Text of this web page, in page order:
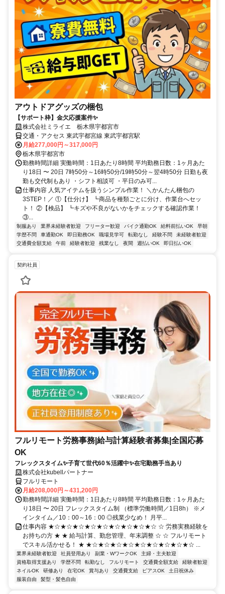
アウトドアグッズの梱包
【サポート枠】金欠応援案件✨
株式会社ミライエ 栃木県宇都宮市
交通・アクセス 東武宇都宮線 東武宇都宮駅
月給277,000円～317,000円
栃木県宇都宮市
勤務時間詳細 実働時間：1日あたり8時間 平均勤務日数：1ヶ月あた
り18日 〜 20日 7時50分～16時50分/19時50分～翌4時50分 日勤も夜
勤も交代制もあり ・シフト相談可 ・平日のみ可...
仕事内容 人気アイテムを扱うシンプル作業！ ＼かんたん梱包の
3STEP！／ ①【仕分け】 ┗商品を種類ごとに分け、作業台へセッ
ト！ ②【検品】 ┗キズや不良がないかをチェックする確認作業！
③...
制服あり 業界未経験者歓迎 フリーター歓迎 バイク通勤OK 給料前払いOK
早朝
学歴不問
車通勤OK 即日勤務OK 職場見学可 転勤なし 経験不問
未経験者歓迎
交通費全額支給
午前 経験者歓迎 残業なし 夜間 週払いOK 即日払いOK
契約社員
フルリモート労務事務|給与計算経験者募集|全国応募
OK
フレックスタイム✨子育て世代60％活躍中✨在宅勤務手当あり
株式会社kubellパートナー
フルリモート
月給208,000円～431,200円
勤務時間詳細 実働時間：1日あたり8時間 平均勤務日数：1ヶ月あた
り18日 〜 20日 フレックスタイム制 （標準労働時間／1日8h） ※メ
インタイム／10：00～16：00 ◎残業少なめ！ 月平...
仕事内容 ★☆★☆★☆★☆★☆★☆★☆★☆★☆ ☆ 労務実務経験を
お持ちの方 ★ ★ 給与計算、勤怠管理、年末調整 ☆ ☆ フルリモート
でスキル活かせる！ ★ ★☆★☆★☆★☆★☆★☆★☆★☆★☆ ...
業界未経験者歓迎 社員登用あり 副業・WワークOK
主婦・主夫歓迎
資格取得支援あり
学歴不問 転勤なし フルリモート 交通費全額支給
経験者歓迎
ネイルOK
研修あり 在宅OK 賞与あり 交通費支給 ピアスOK
土日祝休み
服装自由
髪型・髪色自由